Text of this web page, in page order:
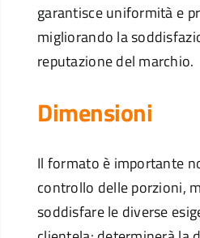
garantisce uniformità e
migliorando la
reputazione del marchio.
Dimensioni
Il formato è importante
controllo delle porzioni,
soddisfare le diverse